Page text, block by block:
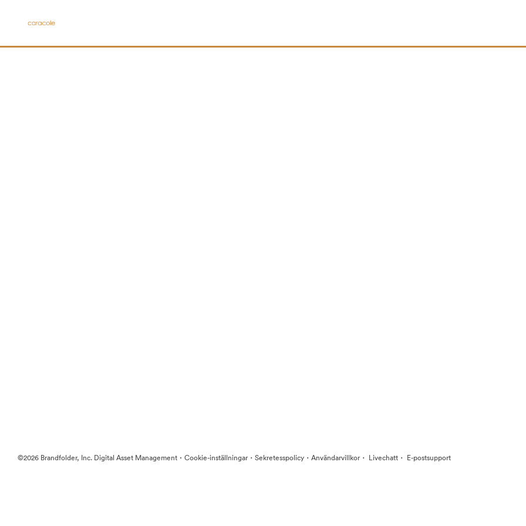
©2026 Brandfolder, Inc. Digital Asset Management · Cookie-inställningar· Sekretesspolicy · Användarvillkor· Livechatt · E-postsupport